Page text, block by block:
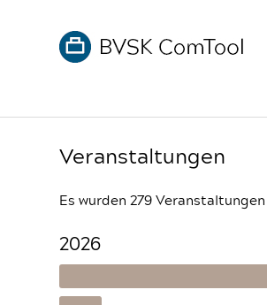
Veranstaltungen
Es wurden 279
2026